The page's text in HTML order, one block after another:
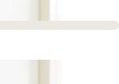
Sofort versandfertig